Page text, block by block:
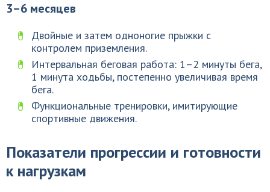
3–6 месяцев
Двойные и затем одноногие прыжки с
контролем приземления.
Интервальная беговая работа: 1–2 минуты бега,
1 минута ходьбы, постепенно увеличивая время
бега.
Функциональные тренировки, имитирующие
спортивные движения.
Показатели прогрессии и готовности
к нагрузкам